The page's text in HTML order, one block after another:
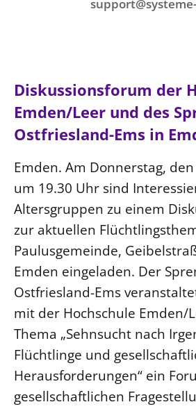
Diskussionsforum der
Emden/Leer und des
Ostfriesland-Ems in
Emden. Am Donnerstag, den
um 19.30 Uhr sind
Altersgruppen zu einem
zur aktuellen
Paulusgemeinde,
Emden eingeladen. Der
Ostfriesland-Ems
mit der Hochschule Emden/
Thema „Sehnsucht nach
Flüchtlinge und
Herausforderungen“ ein
gesellschaftlichen
LANDESKIRCHENAMT
Kollegium
Rechnungsprüfungsamt
Fachstelle Sexualisierte
Beschwerdestellen
Kirchenämter
Gleichstellung
Datenschutz
Geschäftsstelle
LANDESSYNODE
27. Landessynode
Kontakt
Hintergrund
Positionen
Ökumene
Religionen
Erneuerbare Energien
Mobilität
Naturschutz
Gebäude
Barrierefreiheit
Presse
Freie Stellen
Service für Gemeinden
Suche